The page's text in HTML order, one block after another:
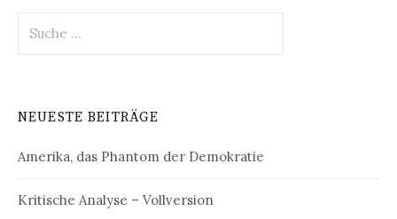
g
s
N
i
n
c
:
NEUESTE BEITRÄGE
Amerika, das Phantom der Demokratie
Kritische Analyse – Vollversion